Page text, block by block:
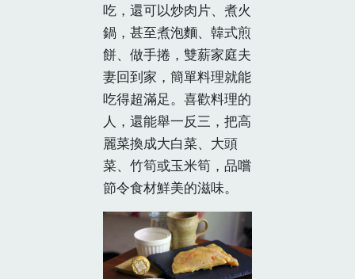
吃，還可以炒肉片、煮火
鍋，甚至煮泡麵、韓式煎
餅、做手捲，雙薪家庭夫
妻回到家，簡單料理就能
吃得超滿足。喜歡料理的
人，還能舉一反三，把高
麗菜換成大白菜、大頭
菜、竹筍或玉米筍，品嚐
節令食材鮮美的滋味。